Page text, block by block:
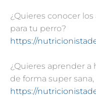
¿Quieres conocer
para tu perro?
https://
¿Quieres aprender a
de forma super
https://